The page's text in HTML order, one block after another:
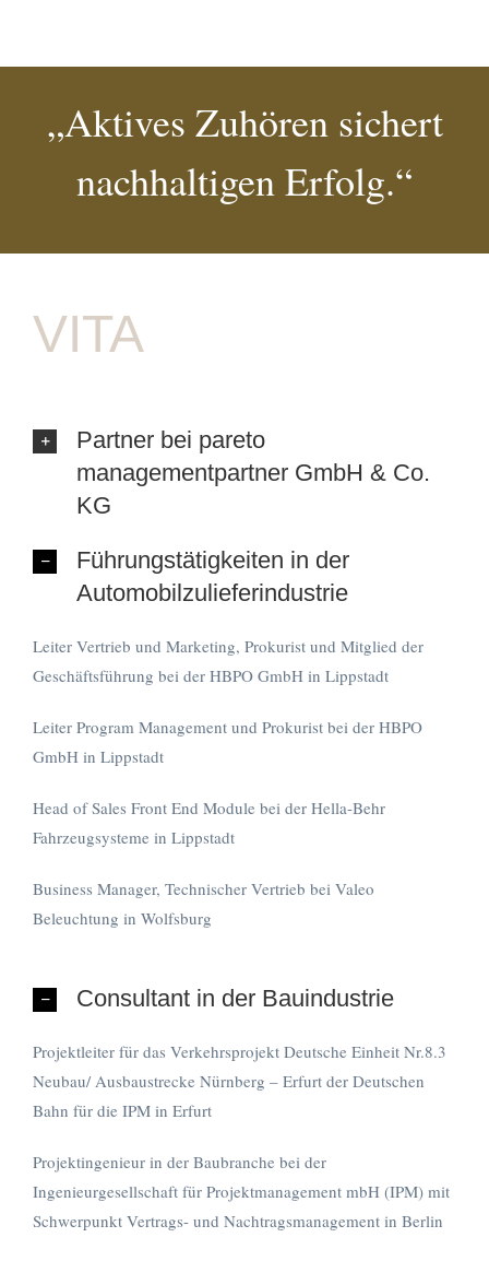
„Aktives Zuhören sichert
nachhaltigen Erfolg.“
VITA
Partner bei pareto
managementpartner GmbH & Co.
KG
Führungstätigkeiten in der
Automobilzulieferindustrie
Leiter Vertrieb und Marketing, Prokurist und Mitglied der
Geschäftsführung bei der HBPO GmbH in Lippstadt
Leiter Program Management und Prokurist bei der HBPO
GmbH in Lippstadt
Head of Sales Front End Module bei der Hella-Behr
Fahrzeugsysteme in Lippstadt
Business Manager, Technischer Vertrieb bei Valeo
Beleuchtung in Wolfsburg
Consultant in der Bauindustrie
Projektleiter für das Verkehrsprojekt Deutsche Einheit Nr.8.3
Neubau/ Ausbaustrecke Nürnberg – Erfurt der Deutschen
Bahn für die IPM in Erfurt
Projektingenieur in der Baubranche bei der
Ingenieurgesellschaft für Projektmanagement mbH (IPM) mit
Schwerpunkt Vertrags- und Nachtragsmanagement in Berlin